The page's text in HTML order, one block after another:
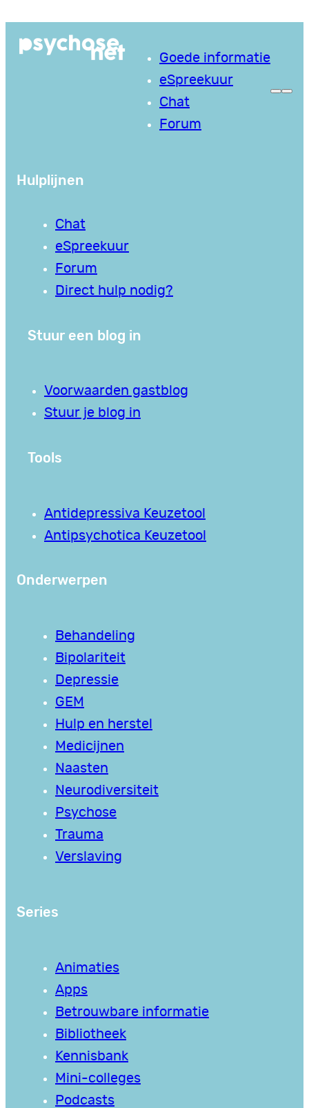
naar
Goede informatie
eSpreekuur
Chat
Forum
Hulplijnen
Chat
eSpreekuur
Forum
Direct hulp nodig?
Stuur een blog in
Voorwaarden gastblog
Stuur je blog in
Tools
Antidepressiva Keuzetool
Antipsychotica Keuzetool
Onderwerpen
Behandeling
Bipolariteit
Depressie
GEM
Hulp en herstel
Medicijnen
Naasten
Neurodiversiteit
Psychose
Trauma
Verslaving
Series
Animaties
Apps
Betrouwbare informatie
Bibliotheek
Kennisbank
Mini-colleges
Podcasts